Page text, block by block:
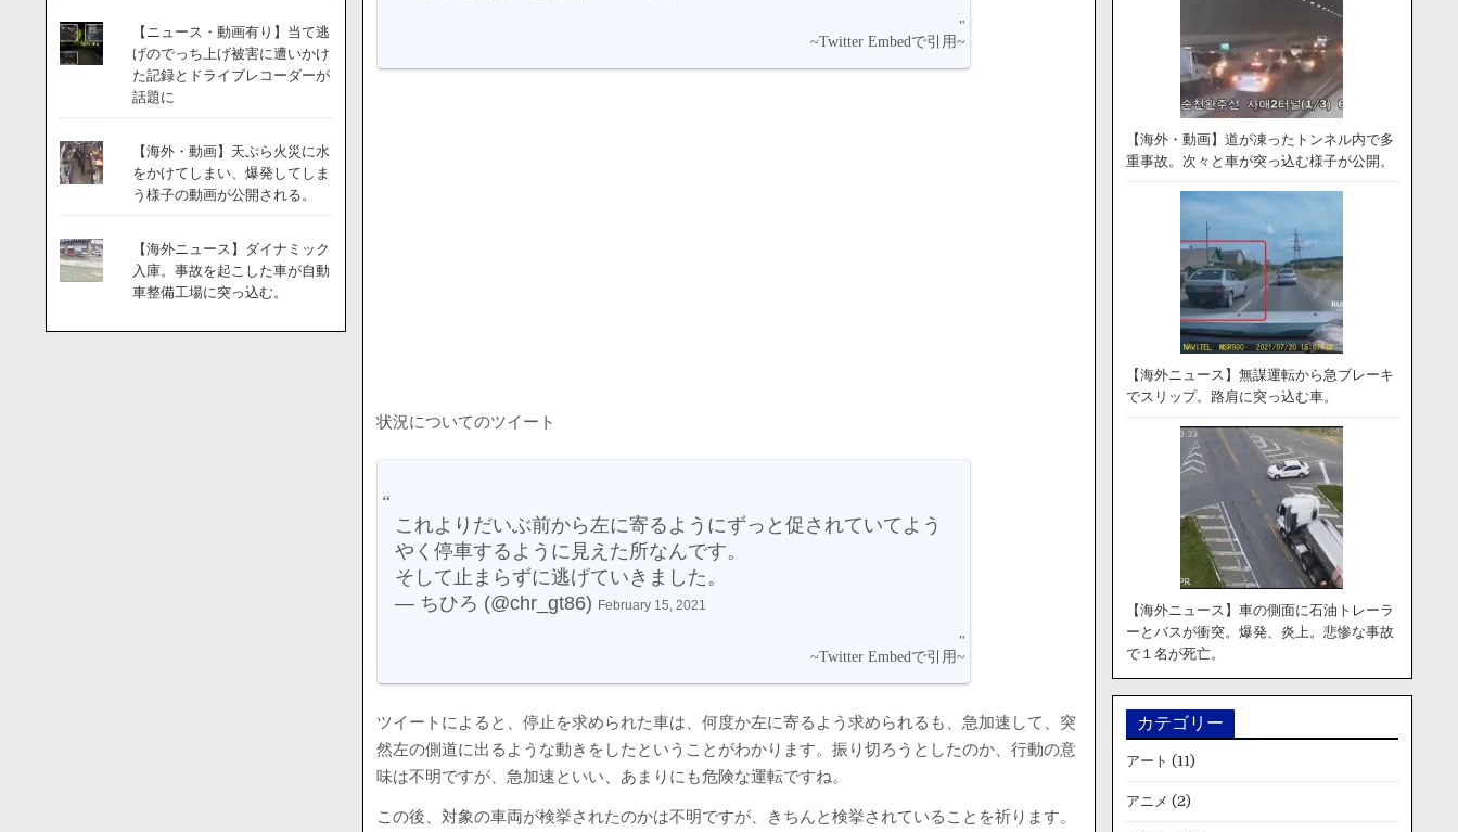
状況についてのツイート
これよりだいぶ前から左に寄るようにずっと促されていてよう
やく停車するように見えた所なんです。
そして止まらずに逃げていきました。
— ちひろ (@chr_gt86) February 15, 2021
ツイートによると、停止を求められた車は、何度か左に寄るよう求められるも、急加速して、突
然左の側道に出るような動きをしたということがわかります。振り切ろうとしたのか、行動の意
味は不明ですが、急加速といい、あまりにも危険な運転ですね。
この後、対象の車両が検挙されたのかは不明ですが、きちんと検挙されていることを祈ります。
【ニュース・動画有り】当て逃
げのでっち上げ被害に遭いかけ
た記録とドライブレコーダーが
話題に
【海外・動画】天ぷら火災に水
をかけてしまい、爆発してしま
う様子の動画が公開される。
【海外ニュース】ダイナミック
入庫。事故を起こした車が自動
車整備工場に突っ込む。
【海外・動画】道が凍ったトンネル内で多
重事故。次々と車が突っ込む様子が公開。
【海外ニュース】無謀運転から急ブレーキ
でスリップ。路肩に突っ込む車。
【海外ニュース】車の側面に石油トレーラ
ーとバスが衝突。爆発、炎上。悲惨な事故
で１名が死亡。
カテゴリー
アート (11)
アニメ (2)